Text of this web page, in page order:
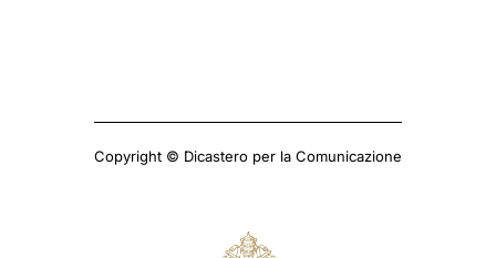
Copyright © Dicastero per la Comunicazione